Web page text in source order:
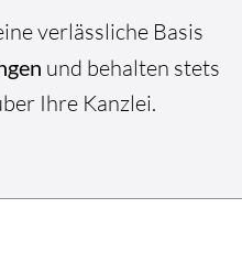
verlässliche Basis
und behalten stets
Ihre Kanzlei.